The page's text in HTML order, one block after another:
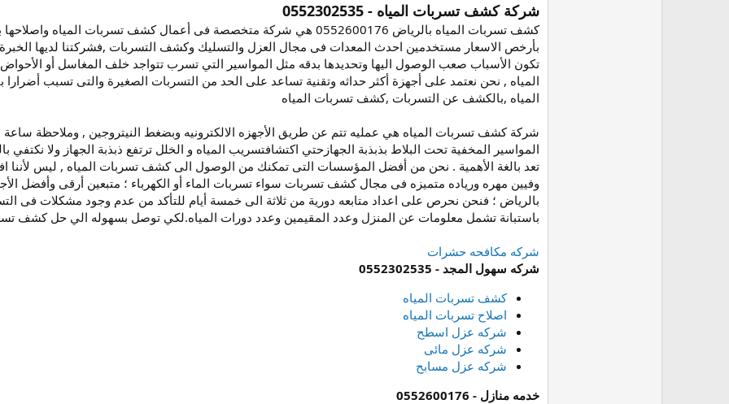
شركة كشف تسربات المياه - 0552302535
كشف تسربات المياه بالرياض 0552600176 هي شركة متخصصة فى أعمال كشف تسربات
بأرخص الاسعار مستخدمين احدث المعدات فى مجال العزل والتسليك وكشف التسربات ,فشركتنا لديها
تكون الأسباب صعب الوصول اليها وتحديدها بدقه مثل المواسير التي تسرب تتواجد خلف المغاسل أو
المياه , نحن نعتمد على أجهزة أكثر حداثه وتقنية تساعد على الحد من التسربات الصغيرة والتى تسبب
المياه ,بالكشف عن التسربات ,كشف تسربات المياه
شركة كشف تسربات المياه هي عمليه تتم عن طريق الأجهزه الالكترونيه وبضغط النيتروجين , وملاحظة ساعة
المواسير المخفية تحت البلاط بذبذبة الجهازحتي اكتشافتسريب المياه و الخلل ترتفع ذبذبة الجهاز ولا
تعد بالغة الأهمية . نحن من أفضل المؤسسات التى تمكنك من الوصول الى كشف تسربات المياه , ليس لأننا
وفيين مهره ورياده متميزه فى مجال كشف تسربات سواء تسربات الماء أو الكهرباء ؛ متبعين أرقى وأفضل
بالرياض ؛ فنحن نحرص على اعداد متابعه دورية من ثلاثة الى خمسة أيام للتأكد من عدم وجود مشكلات فى
باستبانة تشمل معلومات عن المنزل وعدد المقيمين وعدد دورات المياه.لكي توصل بسهوله الي حل كشف
شركه مكافحه حشرات
شركه سهول المجد - 0552302535
كشف تسربات المياه
اصلاح تسربات المياه
شركه عزل اسطح
شركه عزل مائى
شركه عزل مسابح
خدمه منازل - 0552600176